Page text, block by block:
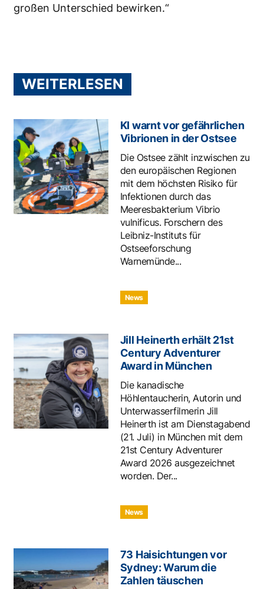
großen Unterschied bewirken.“
WEITERLESEN
KI warnt vor gefährlichen
Vibrionen in der Ostsee
Die Ostsee zählt inzwischen zu
den europäischen Regionen
mit dem höchsten Risiko für
Infektionen durch das
Meeresbakterium Vibrio
vulnificus. Forschern des
Leibniz-Instituts für
Ostseeforschung
Warnemünde...
News
Jill Heinerth erhält 21st
Century Adventurer
Award in München
Die kanadische
Höhlentaucherin, Autorin und
Unterwasserfilmerin Jill
Heinerth ist am Dienstagabend
(21. Juli) in München mit dem
21st Century Adventurer
Award 2026 ausgezeichnet
worden. Der...
News
73 Haisichtungen vor
Sydney: Warum die
Zahlen täuschen